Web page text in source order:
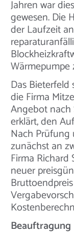
Jahren war
gewesen. Die
der Laufzeit
Wärmepumpe
Das Bieterfeld
die Firma
Angebot
erklärt, den
Nach
zunächst an
Firma Richard
neuer